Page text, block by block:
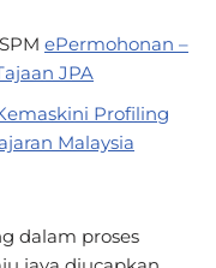
ePermohonan –
JPA
Profiling
Malaysia
dalam proses